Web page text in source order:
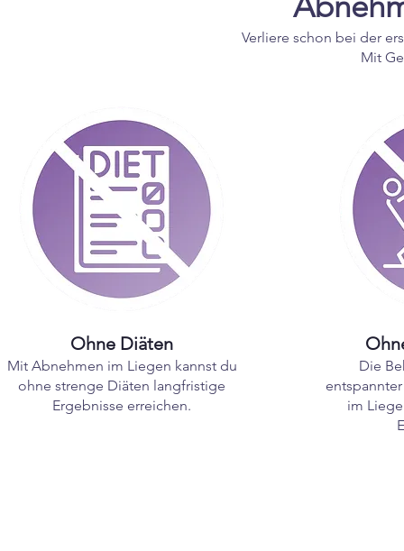
Verliere schon bei der
Mit
Ohne Diäten
Mit Abnehmen im Liegen kannst du
ohne strenge Diäten langfristige
Ergebnisse erreichen.
Die
im